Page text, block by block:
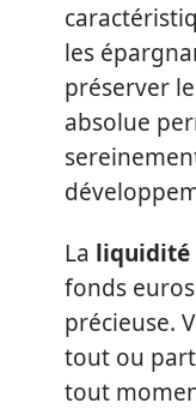
les
préserver
absolue
La liquidité
fonds
précieuse.
tout ou
tout